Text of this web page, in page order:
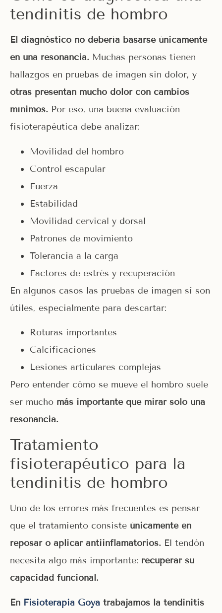
tendinitis de hombro
El diagnóstico no debería basarse únicamente
en una resonancia. Muchas personas tienen
hallazgos en pruebas de imagen sin dolor, y
otras presentan mucho dolor con cambios
mínimos. Por eso, una buena evaluación
fisioterapéutica debe analizar:
Movilidad del hombro
Control escapular
Fuerza
Estabilidad
Movilidad cervical y dorsal
Patrones de movimiento
Tolerancia a la carga
Factores de estrés y recuperación
En algunos casos las pruebas de imagen sí son
útiles, especialmente para descartar:
Roturas importantes
Calcificaciones
Lesiones articulares complejas
Pero entender cómo se mueve el hombro suele
ser mucho más importante que mirar solo una
resonancia.
Tratamiento
fisioterapéutico para la
tendinitis de hombro
Uno de los errores más frecuentes es pensar
que el tratamiento consiste únicamente en
reposar o aplicar antiinflamatorios. El tendón
necesita algo más importante: recuperar su
capacidad funcional.
En Fisioterapia Goya trabajamos la tendinitis